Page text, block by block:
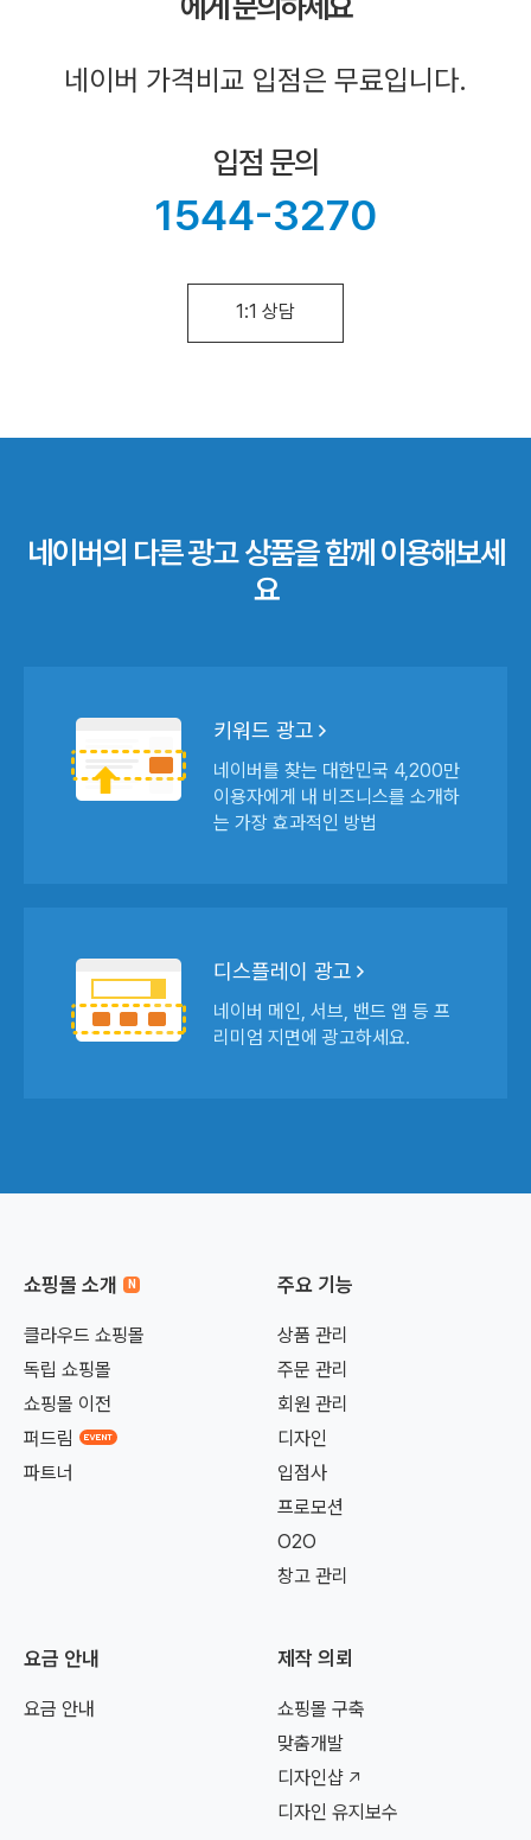
네이버 가격비교 입점은 무료입니다.
입점 문의
1544-3270
1:1 상담
네이버의 다른광고 상품을 함께 이용해보세
요
키워드 광고
네이버를 찾는 대한민국 4,200만
이용자에게 내 비즈니스를 소개하
는 가장 효과적인 방법
디스플레이 광고
네이버 메인, 서브, 밴드 앱 등 프
리미엄 지면에 광고하세요.
쇼핑몰 소개
클라우드 쇼핑몰
독립 쇼핑몰
쇼핑몰 이전
퍼드림
파트너
주요 기능
상품 관리
주문 관리
회원 관리
디자인
입점사
프로모션
O2O
창고 관리
요금 안내
요금 안내
제작 의뢰
쇼핑몰 구축
맞춤개발
디자인샵
디자인 유지보수